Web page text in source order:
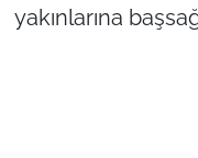
yakınlarına